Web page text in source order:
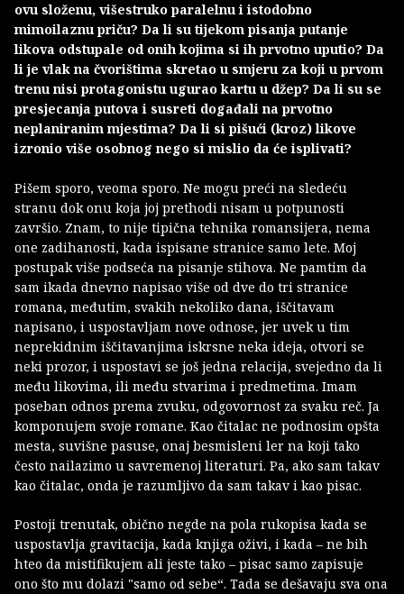
ovu složenu, višestruko paralelnu i istodobno
mimoilaznu priču? Da li su tijekom pisanja putanje
likova odstupale od onih kojima si ih prvotno uputio? Da
li je vlak na čvorištima skretao u smjeru za koji u prvom
trenu nisi protagonistu ugurao kartu u džep? Da li su se
presjecanja putova i susreti događali na prvotno
neplaniranim mjestima? Da li si pišući (kroz) likove
izronio više osobnog nego si mislio da će isplivati?
Pišem sporo, veoma sporo. Ne mogu preći na sledeću
stranu dok onu koja joj prethodi nisam u potpunosti
završio. Znam, to nije tipična tehnika romansijera, nema
one zadihanosti, kada ispisane stranice samo lete. Moj
postupak više podseća na pisanje stihova. Ne pamtim da
sam ikada dnevno napisao više od dve do tri stranice
romana, međutim, svakih nekoliko dana, iščitavam
napisano, i uspostavljam nove odnose, jer uvek u tim
neprekidnim iščitavanjima iskrsne neka ideja, otvori se
neki prozor, i uspostavi se još jedna relacija, svejedno da li
među likovima, ili među stvarima i predmetima. Imam
poseban odnos prema zvuku, odgovornost za svaku reč. Ja
komponujem svoje romane. Kao čitalac ne podnosim opšta
mesta, suvišne pasuse, onaj besmisleni ler na koji tako
često nailazimo u savremenoj literaturi. Pa, ako sam takav
kao čitalac, onda je razumljivo da sam takav i kao pisac.
Postoji trenutak, obično negde na pola rukopisa kada se
uspostavlja gravitacija, kada knjiga oživi, i kada – ne bih
hteo da mistifikujem ali jeste tako – pisac samo zapisuje
ono što mu dolazi "samo od sebe“. Tada se dešavaju sva ona